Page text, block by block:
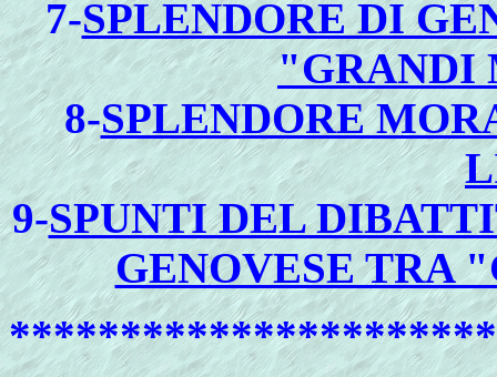
7-SPLENDORE DI
"GRANDI
8-SPLENDORE
9-SPUNTI DEL
GENOVESE TRA